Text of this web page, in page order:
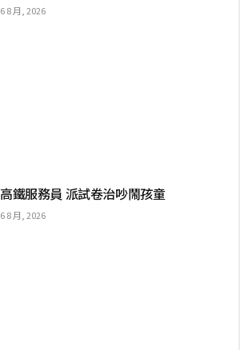
6 8 月, 2026
高鐵服務員 派試卷治吵鬧孩童
6 8 月, 2026